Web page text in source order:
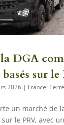
DGA
sur le
2026 | France,Terre
un marché de
sur le PRV, avec